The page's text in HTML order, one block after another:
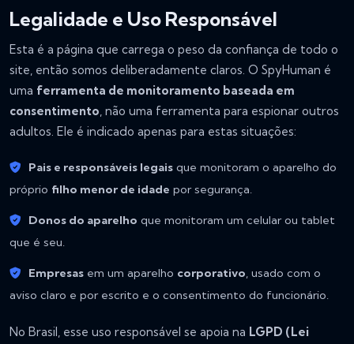
Legalidade e Uso Responsável
Esta é a página que carrega o peso da confiança de todo o
site, então somos deliberadamente claros. O SpyHuman é
uma ferramenta de monitoramento baseada em
consentimento, não uma ferramenta para espionar outros
adultos. Ele é indicado apenas para estas situações:
Pais e responsáveis legais que monitoram o aparelho do
próprio filho menor de idade por segurança.
Donos do aparelho que monitoram um celular ou tablet
que é seu.
Empresas em um aparelho corporativo, usado com o
aviso claro e por escrito e o consentimento do funcionário.
No Brasil, esse uso responsável se apoia na LGPD (Lei